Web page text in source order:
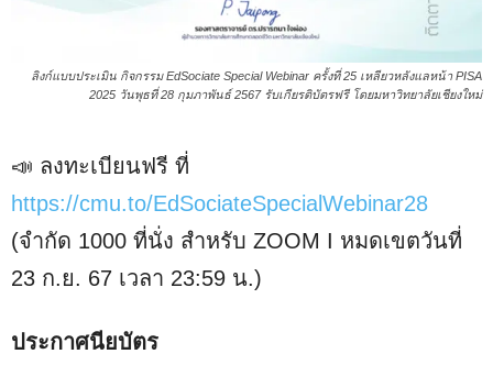
ลิงก์แบบประเมิน กิจกรรม EdSociate Special Webinar ครั้งที่ 25 เหลียวหลังแลหน้า PISA
2025 วันพุธที่ 28 กุมภาพันธ์ 2567 รับเกียรติบัตรฟรี โดยมหาวิทยาลัยเชียงใหม่
📣 ลงทะเบียนฟรี ที่
https://cmu.to/EdSociateSpecialWebinar28
(จำกัด 1000 ที่นั่ง สำหรับ ZOOM I หมดเขตวันที่
23 ก.ย. 67 เวลา 23:59 น.)
ประกาศนียบัตร